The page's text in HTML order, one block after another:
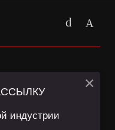
«Яндекс
и
индустрии
×